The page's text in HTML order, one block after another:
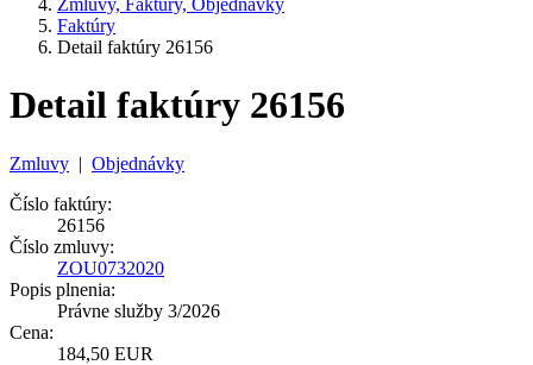
Zmluvy, Faktúry, Objednávky
Faktúry
Detail faktúry 26156
Detail faktúry 26156
Zmluvy | Objednávky
Číslo faktúry:
26156
Číslo zmluvy:
ZOU0732020
Popis plnenia:
Právne služby 3/2026
Cena:
184,50 EUR